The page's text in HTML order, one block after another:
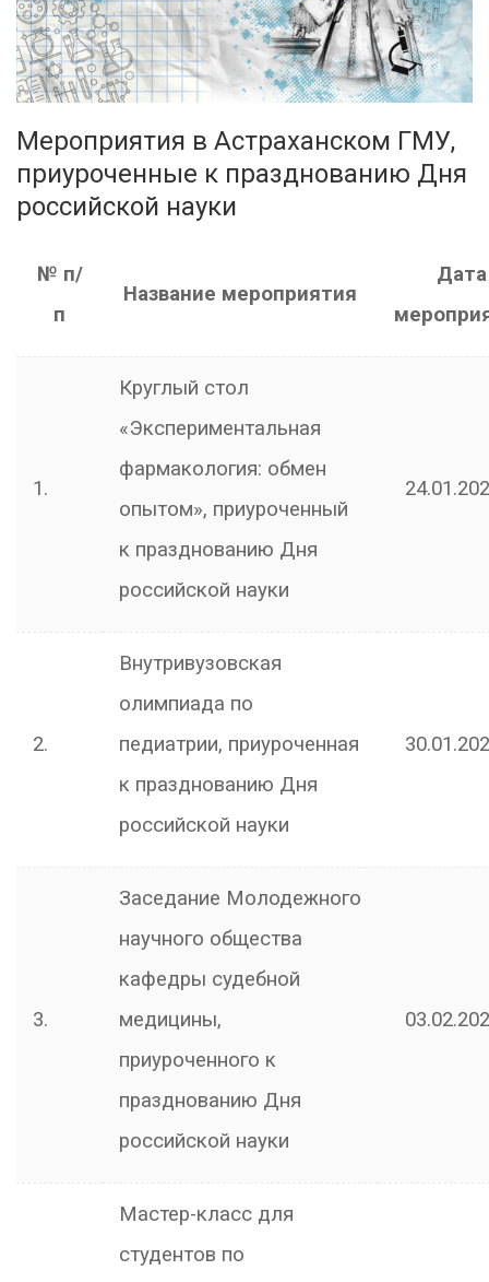
Мероприятия в Астраханском ГМУ,
приуроченные к празднованию Дня
российской науки
№ п/
п
Название мероприятия
Дата
1.
Круглый стол
«Экспериментальная
фармакология: обмен
опытом», приуроченный
к празднованию Дня
российской науки
2.
Внутривузовская
олимпиада по
педиатрии, приуроченная
к празднованию Дня
российской науки
3.
Заседание Молодежного
научного общества
кафедры судебной
медицины,
приуроченного к
празднованию Дня
российской науки
Мастер-класс для
студентов по